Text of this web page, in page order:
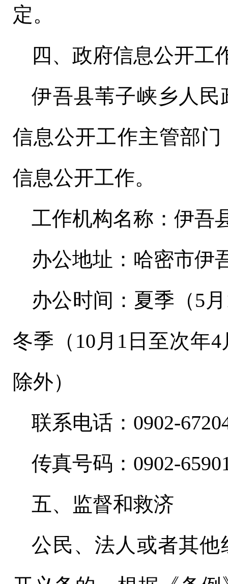
定。
四、政府信息公开工
伊吾县苇子峡乡人
信息公开工作主管部
信息公开工作。
工作机构名称：伊吾
办公地址：哈密市伊
办公时间：夏季（5月
冬季（ 10月 1 日至次年4
除外）
联系电话： 0902-
传真号码： 0902-
五、监督和救济
公民、法人或者其